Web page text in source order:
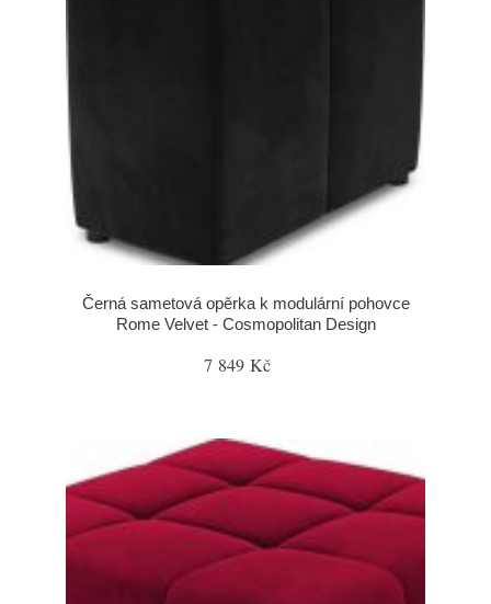
Černá sametová opěrka k modulární pohovce
Rome Velvet - Cosmopolitan Design
7 849 Kč